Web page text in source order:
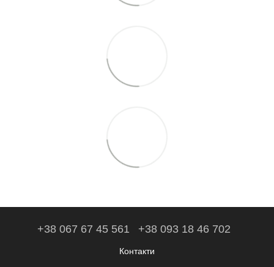
+38 067 67 45 561 +38 093 18 46 702
Контакти